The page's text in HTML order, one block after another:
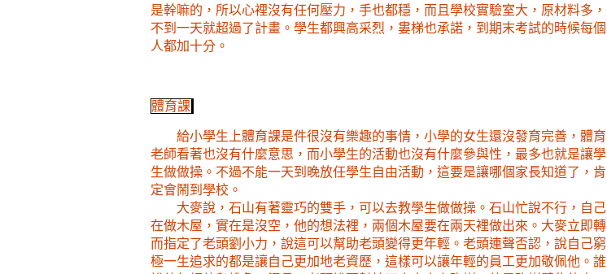
是幹嘛的，所以心裡沒有任何壓力，手也都穩，而且學校實驗室大，原材料多，
不到一天就超過了計畫。學生都興高采烈，婁梯也承諾，到期末考試的時候每個
人都加十分。
體育課
給小學生上體育課是件很沒有樂趣的事情，小學的女生還沒發育完善，體育
老師看著也沒有什麼意思，而小學生的活動也沒有什麼參與性，最多也就是讓學
生做做操。不過不能一天到晚放任學生自由活動，這要是讓哪個家長知道了，肯
定會鬧到學校。
大麥說，石山有著靈巧的雙手，可以去教學生做做操。石山忙說不行，自己
在做木屋，實在是沒空，他的想法裡，兩個木屋要在兩天裡做出來。大麥立即轉
而指定了老頭劉小力，說這可以幫助老頭變得更年輕。老頭連聲否認，說自己窮
極一生追求的都是讓自己更加地老資歷，這樣可以讓年輕的員工更加敬佩他。誰